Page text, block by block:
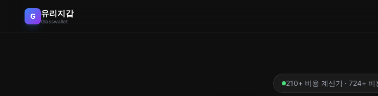
G 유리지갑
Glasswallet
210+ 비용 계산기 · 724+ 비